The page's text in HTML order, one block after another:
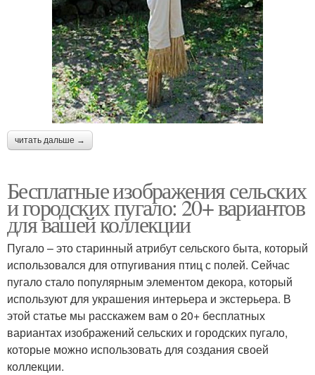
читать дальше →
Бесплатные изображения сельских
и городских пугало: 20+ вариантов
для вашей коллекции
Пугало – это старинный атрибут сельского быта, который
использовался для отпугивания птиц с полей. Сейчас
пугало стало популярным элементом декора, который
используют для украшения интерьера и экстерьера. В
этой статье мы расскажем вам о 20+ бесплатных
вариантах изображений сельских и городских пугало,
которые можно использовать для создания своей
коллекции.